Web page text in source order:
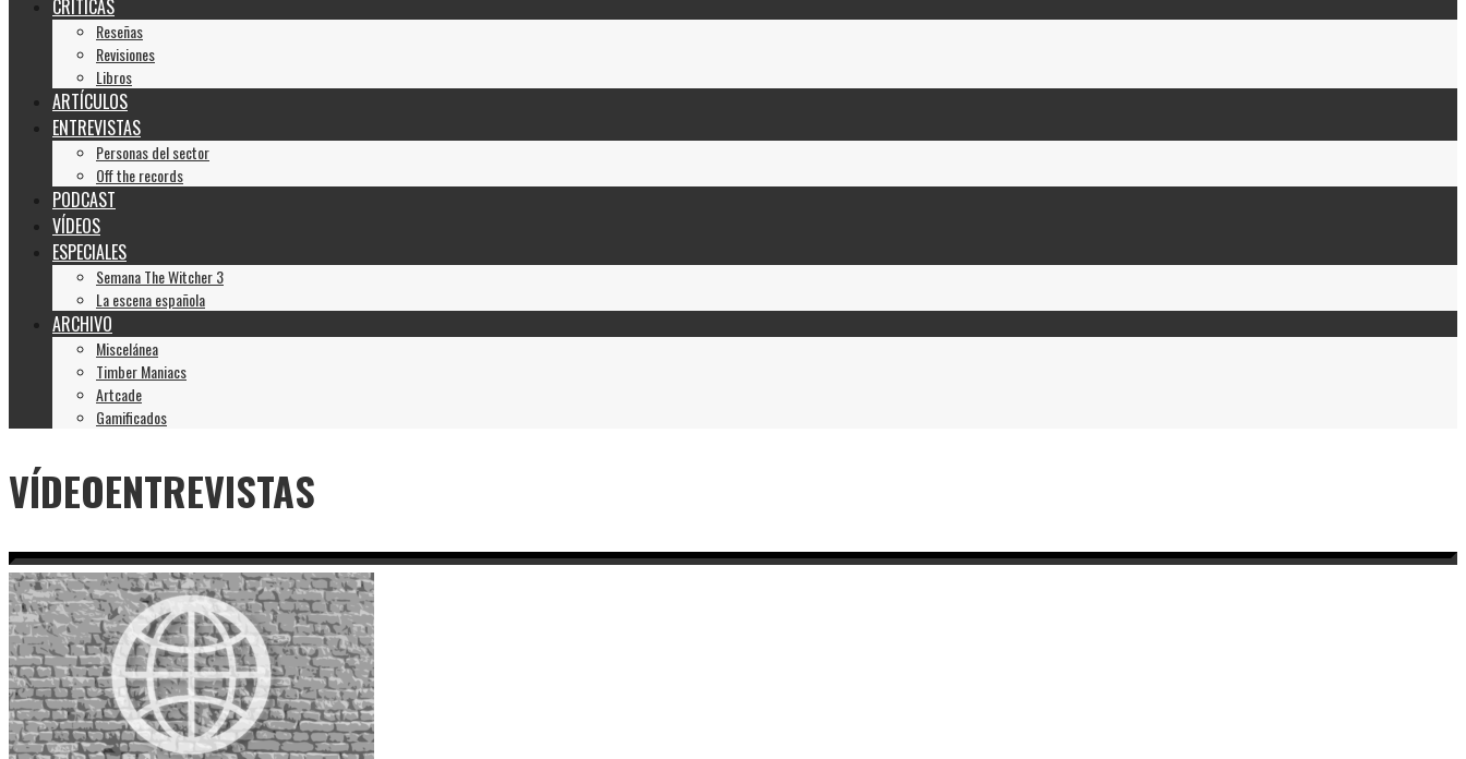
CRÍTICAS
Reseñas
Revisiones
Libros
ARTÍCULOS
ENTREVISTAS
Personas del sector
Off the records
PODCAST
VÍDEOS
ESPECIALES
Semana The Witcher 3
La escena española
ARCHIVO
Miscelánea
Timber Maniacs
Artcade
Gamificados
VÍDEOENTREVISTAS